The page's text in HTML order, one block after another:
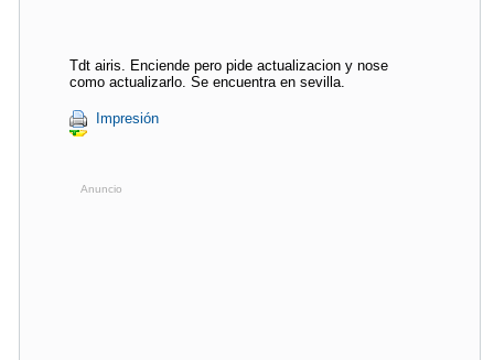
Tdt airis. Enciende pero pide actualizacion y nose
como actualizarlo. Se encuentra en sevilla.
Impresión
Anuncio